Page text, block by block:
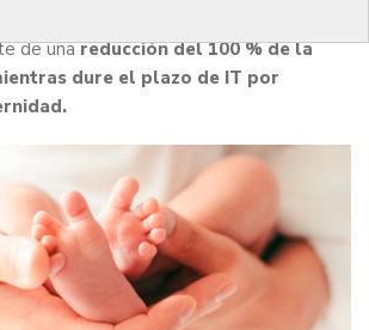
de unareducción del 100 % de la
dure el plazo de IT por